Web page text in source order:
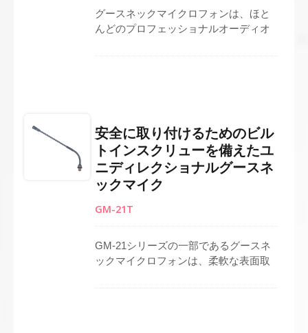
グースネックマイクロフォンは、ほと
んどのプロフェッショナルオーディオ
を備えており、会議システムマイクロ
な位置決めのために簡単に角度を調整
できます。 コンデンサー単一指向性カ
プセルで構築されており、前方からの
音に焦点を当てながら、バックグラウ
ンドノイズを減少させます。 講義室、
会議室、PAシステムにおける公共シス
テムマイクロフォンとして完璧です。
安全に取り付けるためのビル
トインスクリューを備えたユ
ニディレクショナルグースネ
ックマイク
GM-21T
GM-21シリーズの一部であるグースネ
ックマイクロフォンは、柔軟な表面取
を含んでいます。 頑丈で調整可能なグ